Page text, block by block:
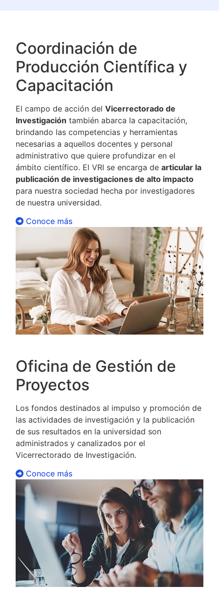
Coordinación de
Producción Científica y
Capacitación
El campo de acción delVicerrectorado de
Investigación también abarca la capacitación,
brindando las competencias y herramientas
necesarias a aquellos docentes y personal
administrativo que quiere profundizar en el
ámbito científico. El VRI se encarga dearticular la
publicación de investigaciones de alto impacto
para nuestra sociedad hecha por investigadores
de nuestra universidad.
Conoce más
Oficina de Gestión de
Proyectos
Los fondos destinados al impulso y promoción de
las actividades de investigación y la publicación
de sus resultados en la universidad son
administrados y canalizados por el
Vicerrectorado de Investigación.
Conoce más